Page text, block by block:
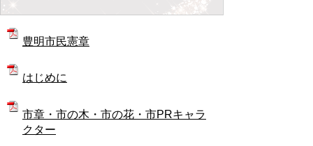
豊明市民憲章
はじめに
市章・市の木・市の花・市PRキャラ
クター